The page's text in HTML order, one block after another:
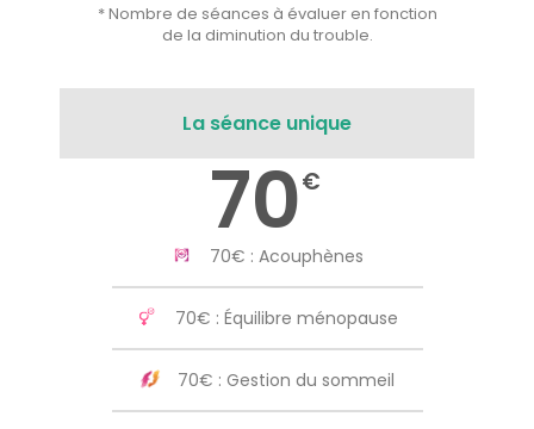
* Nombre de séances à évaluer en fonction
de la diminution du trouble.
La séance unique
70€
70€ : Acouphènes
70€ : Équilibre ménopause
70€ : Gestion du sommeil